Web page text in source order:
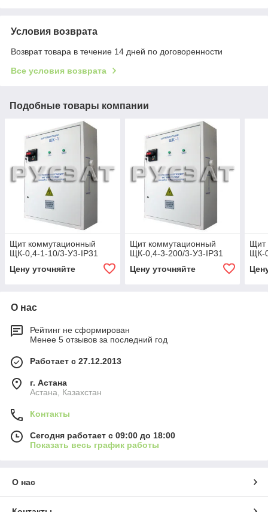
Условия возврата
Возврат товара в течение 14 дней по договоренности
Все условия возврата
Подобные товары компании
Щит коммутационный
ЩК-0,4-1-10/3-У3-IP31
Цену уточняйте
Щит коммутационный
ЩК-0,4-3-200/3-У3-IP31
Цену уточняйте
Щит
ЩК-
О нас
Рейтинг не сформирован
Менее 5 отзывов за последний год
Работает с 27.12.2013
г. Астана
Астана, Казахстан
Контакты
Сегодня работает с 09:00 до 18:00
Показать весь график работы
О нас